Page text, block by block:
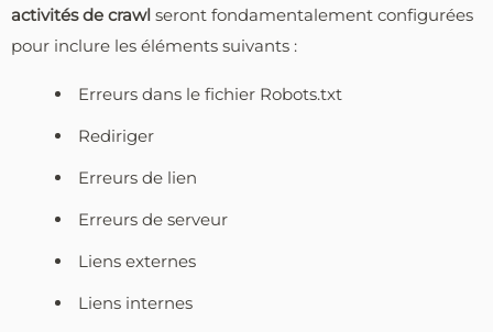
activités de crawl seront fondamentalement configurées
pour inclure les éléments suivants :
Erreurs dans le fichier Robots.txt
Rediriger
Erreurs de lien
Erreurs de serveur
Liens externes
Liens internes